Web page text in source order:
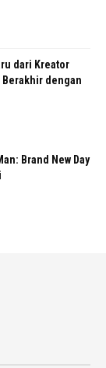
dari Kreator
dengan
Brand New Day